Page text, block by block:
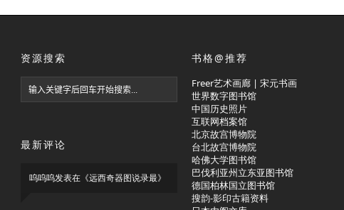
资源搜索
最新评论
呜呜呜发表在《远西奇器图说录最》
书格@推荐
Freer艺术画廊 | 宋元书画
世界数字图书馆
中国历史照片
互联网档案馆
北京故宫博物院
台北故宫博物院
哈佛大学图书馆
巴伐利亚州立东亚图书馆
德国柏林国立图书馆
搜韵-影印古籍资料